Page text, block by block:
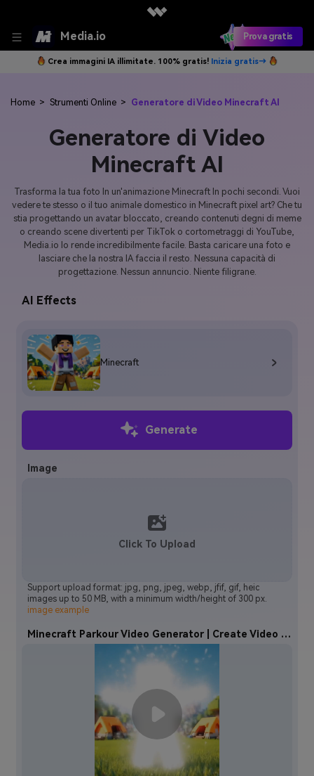
Media.io Prova gratis
Crea immagini IA illimitate. 100% gratis! Inizia gratis→
Home > Strumenti Online > Generatore di Video Minecraft AI
Generatore di Video
Minecraft AI
Trasforma la tua foto In un'animazione Minecraft In pochi secondi. Vuoi
vedere te stesso o il tuo animale domestico in Minecraft pixel art? Che tu
stia progettando un avatar bloccato, creando contenuti degni di meme
o creando scene divertenti per TikTok o cortometraggi di YouTube,
Media.io lo rende incredibilmente facile. Basta caricare una foto e
lasciare che la nostra IA faccia il resto. Nessuna capacità di
progettazione. Nessun annuncio. Niente filigrane.
AI Effects
Minecraft
Generate
Image
Click To Upload
Support upload format: jpg, png, jpeg, webp, jfif, gif, heic
images up to 50 MB, with a minimum width/height of 300 px.
image example
Minecraft Parkour Video Generator | Create Video in Minutes